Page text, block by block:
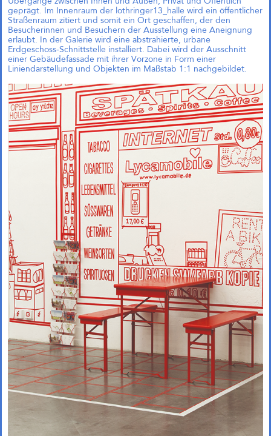
Talk im DAZ: „Wie geht
Wohnraumproduktion
einfach?“
Andreas Krauth diskutiert im Talk
„Wie geht Wohnraumproduktion
einfach?“ im Deutschen
Architekturzentrum (DAZ) am
28.05.2026 um 19 Uhr und stellt
als Input das
Genossenschaftsprojekt Das große
kleine Haus vor.
Richtfest für Das große kleine
Haus im Kreativquartier
München
Das große kleine Haus,
München (Objektplanung)
geprägt. Im Innenraum der lothringer13_halle wird ein öffentlicher
Straßenraum zitiert und somit ein Ort geschaffen, der den
Besucherinnen und Besuchern der Ausstellung eine Aneignung
erlaubt. In der Galerie wird eine abstrahierte, urbane
Erdgeschoss-Schnittstelle installiert. Dabei wird der Ausschnitt
einer Gebäudefassade mit ihrer Vorzone in Form einer
Liniendarstellung und Objekten im Maßstab 1:1 nachgebildet.